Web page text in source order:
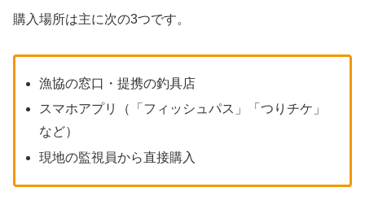
購入場所は主に次の3つです。
漁協の窓口・提携の釣具店
スマホアプリ（「フィッシュパス」「つりチケ」
など）
現地の監視員から直接購入